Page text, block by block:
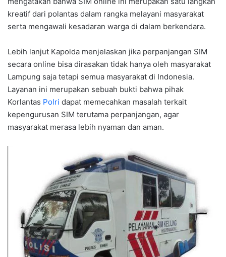
kreatif dari polantas dalam rangka melayani masyarakat
serta mengawali kesadaran warga di dalam berkendara.
Lebih lanjut Kapolda menjelaskan jika perpanjangan SIM
secara online bisa dirasakan tidak hanya oleh masyarakat
Lampung saja tetapi semua masyarakat di Indonesia.
Layanan ini merupakan sebuah bukti bahwa pihak
Korlantas Polri dapat memecahkan masalah terkait
kepengurusan SIM terutama perpanjangan, agar
masyarakat merasa lebih nyaman dan aman.